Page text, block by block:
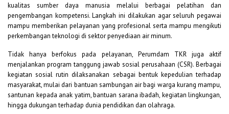
kualitas sumber daya manusia melalui berbagai pelatihan dan
pengembangan kompetensi. Langkah ini dilakukan agar seluruh pegawai
mampu memberikan pelayanan yang profesional serta mampu mengikuti
perkembangan teknologi di sektor penyediaan air minum.
Tidak hanya berfokus pada pelayanan, Perumdam TKR juga aktif
menjalankan program tanggung jawab sosial perusahaan (CSR). Berbagai
kegiatan sosial rutin dilaksanakan sebagai bentuk kepedulian terhadap
masyarakat, mulai dari bantuan sambungan air bagi warga kurang mampu,
santunan kepada anak yatim, bantuan sarana ibadah, kegiatan lingkungan,
hingga dukungan terhadap dunia pendidikan dan olahraga.